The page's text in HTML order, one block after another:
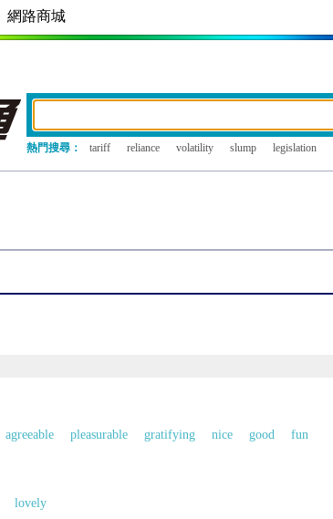
網路商城
熱門搜尋： tariff reliance volatility slump legislation
agreeable pleasurable gratifying nice good
fun
lovely